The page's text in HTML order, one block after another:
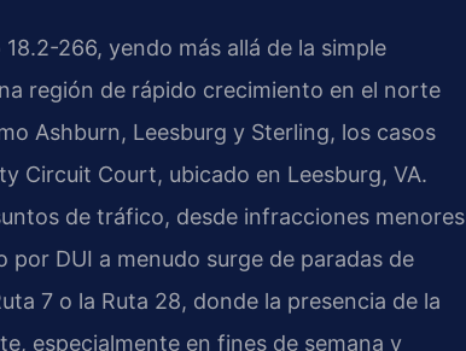
266, yendo más allá de la simple
región de rápido crecimiento en el norte
Ashburn, Leesburg y Sterling, los casos
Circuit Court, ubicado en Leesburg, VA.
de tráfico, desde infracciones menores
DUI a menudo surge de paradas de
7 o la Ruta 28, donde la presencia de la
especialmente en fines de semana y